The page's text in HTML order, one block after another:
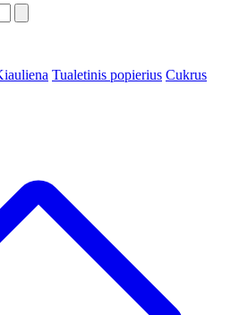
Tualetinis popierius Cukrus